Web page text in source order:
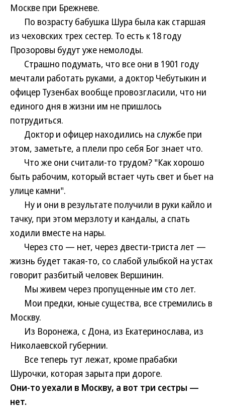
Москве при Брежневе.
По возрасту бабушка Шура была как старшая
из чеховских трех сестер. То есть к 18 году
Прозоровы будут уже немолоды.
Страшно подумать, что все они в 1901 году
мечтали работать руками, а доктор Чебутыкин и
офицер Тузенбах вообще провозгласили, что ни
единого дня в жизни им не пришлось
потрудиться.
Доктор и офицер находились на службе при
этом, заметьте, а плели про себя Бог знает что.
Что же они считали-то трудом? "Как хорошо
быть рабочим, который встает чуть свет и бьет на
улице камни".
Ну и они в результате получили в руки кайло и
тачку, при этом мерзлоту и кандалы, а спать
ходили вместе на нары.
Через сто — нет, через двести-триста лет —
жизнь будет такая-то, со слабой улыбкой на устах
говорит разбитый человек Вершинин.
Мы живем через пропущенные им сто лет.
Мои предки, юные существа, все стремились в
Москву.
Из Воронежа, с Дона, из Екатеринослава, из
Николаевской губернии.
Все теперь тут лежат, кроме прабабки
Шурочки, которая зарыта при дороге.
Они-то уехали в Москву, а вот три сестры —
нет.